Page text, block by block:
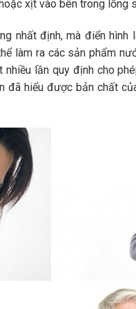
xịt vào bên trong lồng
nhất định, mà điển hình
làm ra các sản phẩm
lần quy định cho
đã hiểu được bản chất